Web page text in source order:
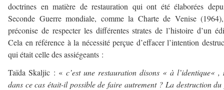
doctrines en matière de restauration qui ont été élaborées
Seconde Guerre mondiale, comme la Charte de Venise
préconise de respecter les différentes strates de l’histoire d’un
Cela en référence à la nécessité perçue d’effacer l’intention
qui était celle des assiégeants :
Taïda Skaljic : « c’est une restauration disons « à l’identique« ,
dans ce cas était-il possible de faire autrement ? La destruction du